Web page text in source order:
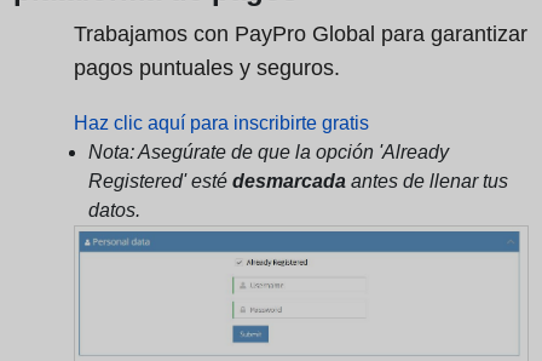
Trabajamos con PayPro Global para garantizar
pagos puntuales y seguros.
Haz clic aquí para inscribirte gratis
Nota: Asegúrate de que la opción 'Already
Registered' esté desmarcada antes de llenar tus
datos.